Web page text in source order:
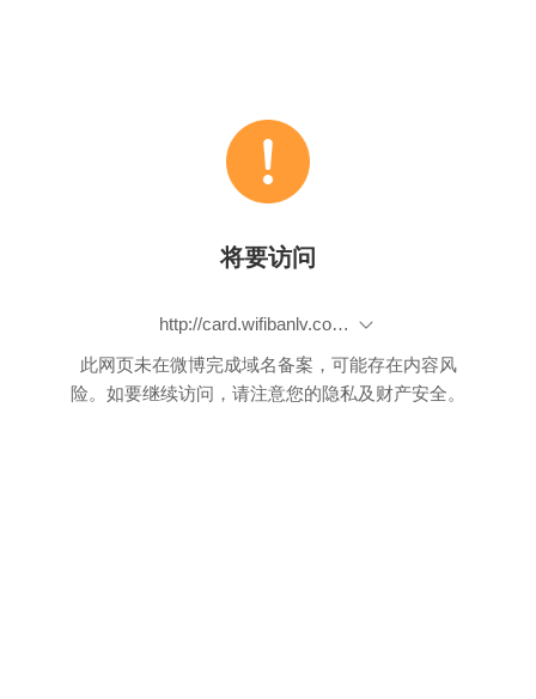
将要访问
http://card.wifibanlv.com/agkd/index?channel=invite&activity=HZKD05&seller_id=5243&card=ltking
此网页未在微博完成域名备案，可能存在内容风
险。如要继续访问，请注意您的隐私及财产安全。